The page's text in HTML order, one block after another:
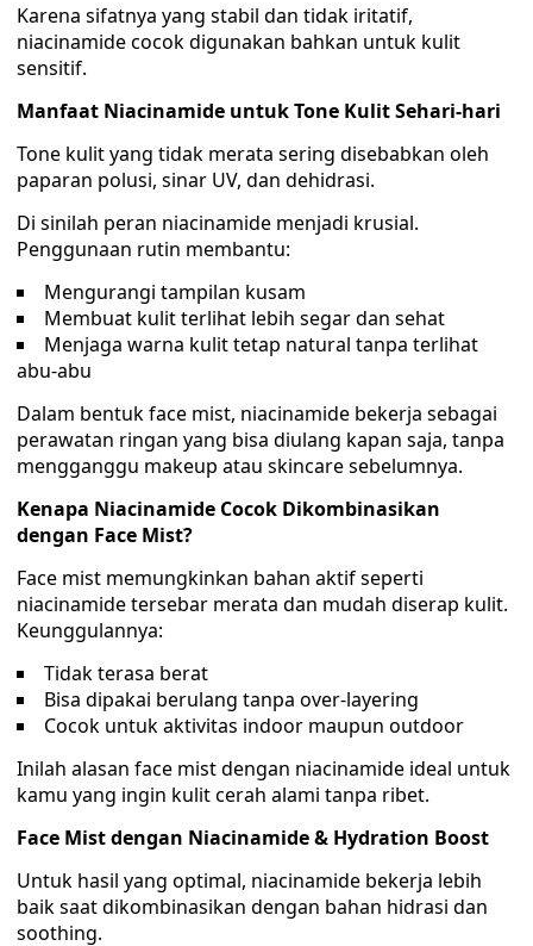
Karena sifatnya yang stabil dan tidak iritatif,
niacinamide cocok digunakan bahkan untuk kulit
sensitif.
Manfaat Niacinamide untuk Tone Kulit Sehari-hari
Tone kulit yang tidak merata sering disebabkan oleh
paparan polusi, sinar UV, dan dehidrasi.
Di sinilah peran niacinamide menjadi krusial.
Penggunaan rutin membantu:
Mengurangi tampilan kusam
Membuat kulit terlihat lebih segar dan sehat
Menjaga warna kulit tetap natural tanpa terlihat
abu-abu
Dalam bentuk face mist, niacinamide bekerja sebagai
perawatan ringan yang bisa diulang kapan saja, tanpa
mengganggu makeup atau skincare sebelumnya.
Kenapa Niacinamide Cocok Dikombinasikan
dengan Face Mist?
Face mist memungkinkan bahan aktif seperti
niacinamide tersebar merata dan mudah diserap kulit.
Keunggulannya:
Tidak terasa berat
Bisa dipakai berulang tanpa over-layering
Cocok untuk aktivitas indoor maupun outdoor
Inilah alasan face mist dengan niacinamide ideal untuk
kamu yang ingin kulit cerah alami tanpa ribet.
Face Mist dengan Niacinamide & Hydration Boost
Untuk hasil yang optimal, niacinamide bekerja lebih
baik saat dikombinasikan dengan bahan hidrasi dan
soothing.